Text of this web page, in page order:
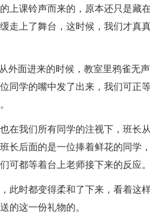
上课铃声而来的，原本还只是藏
走上了舞台，这时候，我们才真
外面进来的时候，教室里鸦雀无
同学的嘴中发了出来，我们可正
在我们所有同学的注视下，班长
长后面的是一位捧着鲜花的同学
可都等着台上老师接下来的反应。
此时都变得柔和了下来，看着这
的这一份礼物的。